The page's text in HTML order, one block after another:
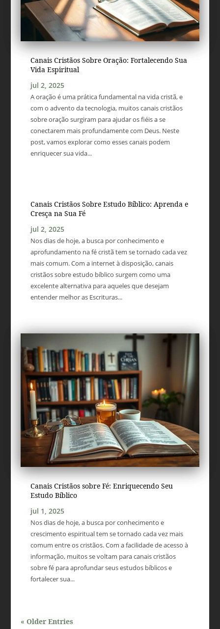
Canais Cristãos Sobre Oração: Fortalecendo Sua
Vida Espiritual
jul 2, 2025
A oração é uma prática fundamental na vida cristã, e
com o advento da tecnologia, muitos canais cristãos
sobre oração surgiram para ajudar os fiéis a se
conectarem mais profundamente com Deus. Neste
post, vamos explorar como esses canais podem
enriquecer sua vida...
Canais Cristãos Sobre Estudo Bíblico: Aprenda e
Cresça na Sua Fé
jul 2, 2025
Nos dias de hoje, a busca por conhecimento e
aprofundamento na fé cristã tem se tornado cada vez
mais comum. Com a internet à disposição, canais
cristãos sobre estudo bíblico surgem como uma
excelente alternativa para aqueles que desejam
entender melhor as Escrituras...
Canais Cristãos sobre Fé: Enriquecendo Seu
Estudo Bíblico
jul 1, 2025
Nos dias de hoje, a busca por conhecimento e
crescimento espiritual tem se tornado cada vez mais
comum entre os cristãos. Com a facilidade de acesso à
informação, muitos se voltam para canais cristãos
sobre fé para aprofundar seus estudos bíblicos e
fortalecer sua...
« Older Entries